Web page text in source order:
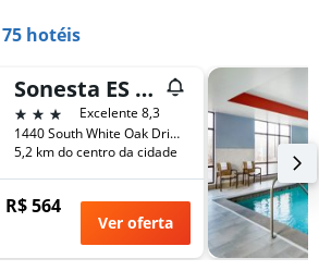
hotéis
Sonesta ES Suites Chicago Waukegan Gurnee
3 estrelasExcelente 8,3
1440 South White Oak Drive, Waukegan, IL, Estados Unidos
5,2 km do centro da cidade
R$ 564
Ver oferta